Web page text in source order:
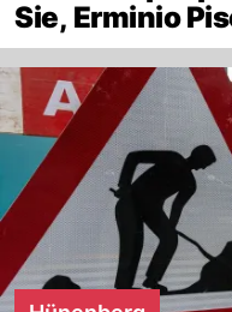
Sie, Erminio